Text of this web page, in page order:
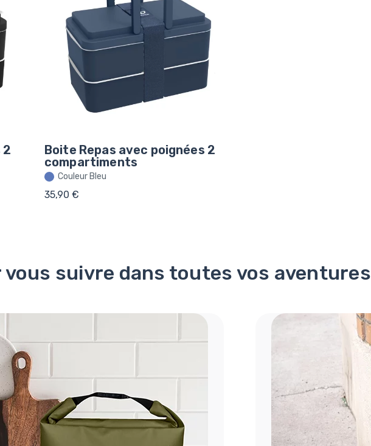
2
Boite Repas avec poignées 2
compartiments
Couleur Bleu
35,90 €
suivre dans toutes vos aventures